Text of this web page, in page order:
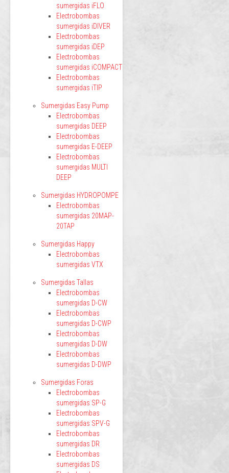
sumergidas iFLO
Electrobombas
sumergidas iDIVER
Electrobombas
sumergidas iDEP
Electrobombas
sumergidas iCOMPACT
Electrobombas
sumergidas iTIP
Sumergidas Easy Pump
Electrobombas
sumergidas DEEP
Electrobombas
sumergidas E-DEEP
Electrobombas
sumergidas MULTI
DEEP
Sumergidas HYDROPOMPE
Electrobombas
sumergidas 20MAP-
20TAP
Sumergidas Happy
Electrobombas
sumergidas VTX
Sumergidas Tallas
Electrobombas
sumergidas D-CW
Electrobombas
sumergidas D-CWP
Electrobombas
sumergidas D-DW
Electrobombas
sumergidas D-DWP
Sumergidas Foras
Electrobombas
sumergidas SP-G
Electrobombas
sumergidas SPV-G
Electrobombas
sumergidas DR
Electrobombas
sumergidas DS